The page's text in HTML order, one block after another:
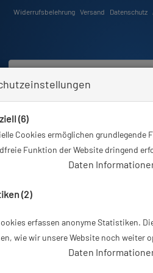
Widerrufsbelehrung Versand Datenschutz
Tauchausrüstung Cressi - Dual + Supernova
(6)
Cookies ermöglichen
Funktion der Website dringend
Daten
(2)
erfassen anonyme Statistiken.
wie wir unsere Website noch weiter
Daten